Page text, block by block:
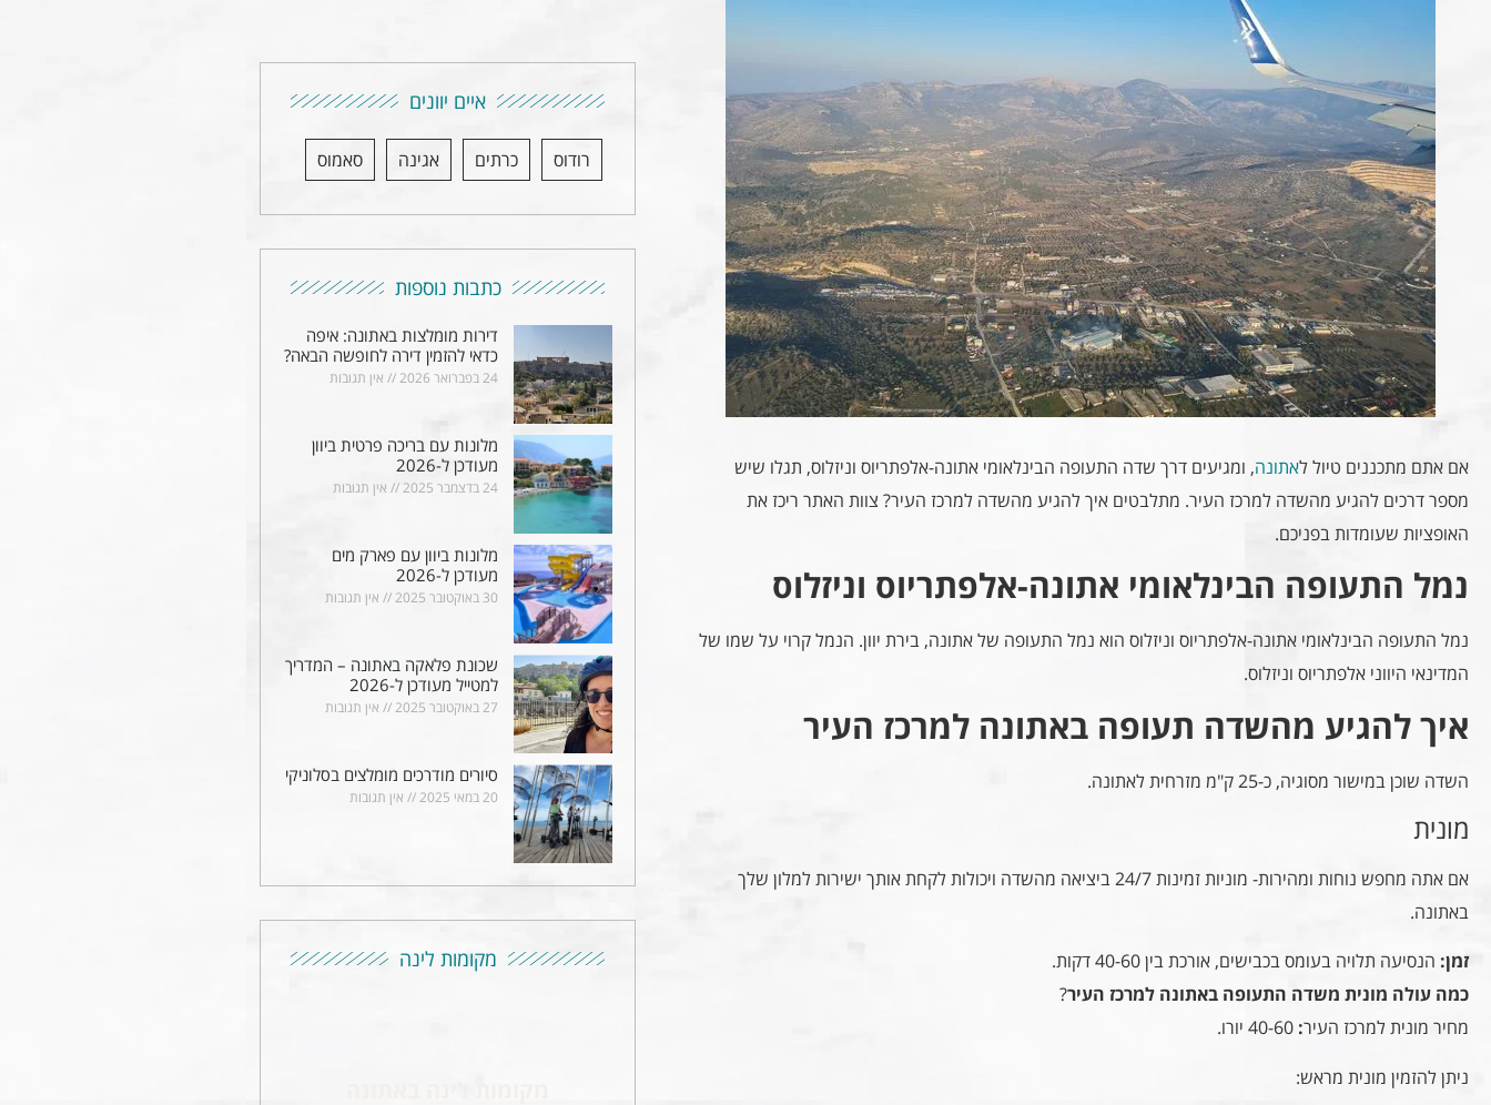
אם אתם מתכננים טיול לאתונה, ומגיעים דרך שדה התעופה הבינלאומי אתונה-אלפתריוס וניזלוס, תגלו שיש
מספר דרכים להגיע מהשדה למרכז העיר. מתלבטים איך להגיע מהשדה למרכז העיר? צוות האתר ריכז את
האופציות שעומדות בפניכם.
נמל התעופה הבינלאומי אתונה-אלפתריוס וניזלוס
נמל התעופה הבינלאומי אתונה-אלפתריוס וניזלוס הוא נמל התעופה של אתונה, בירת יוון. הנמל קרוי על שמו של
המדינאי היווני אלפתריוס וניזלוס.
איך להגיע מהשדה תעופה באתונה למרכז העיר
השדה שוכן במישור מסוגיה, כ-25 ק"מ מזרחית לאתונה.
מונית
אם אתה מחפש נוחות ומהירות- מוניות זמינות 24/7 ביציאה מהשדה ויכולות לקחת אותך ישירות למלון שלך
באתונה.
זמן: הנסיעה תלויה בעומס בכבישים, אורכת בין 40-60 דקות.
כמה עולה מונית משדה התעופה באתונה למרכז העיר?
מחיר מונית למרכז העיר:
ניתן להזמין מונית מראש:
איים יוונים
רודוס כרתים אגינה סאמוס
כתבות נוספות
דירות מומלצות באתונה: איפה
כדאי להזמין דירה לחופשה הבאה?
24 בפברואר 2026 אין תגובות
מלונות עם בריכה פרטית ביוון
מעודכן ל-2026
24 בדצמבר 2025 אין תגובות
מלונות ביוון עם פארק מים
מעודכן ל-2026
30 באוקטובר 2025 אין תגובות
שכונת פלאקה באתונה – המדריך
למטייל מעודכן ל-2026
27 באוקטובר 2025 אין תגובות
סיורים מודרכים מומלצים בסלוניקי
20 במאי 2025 אין תגובות
מקומות לינה